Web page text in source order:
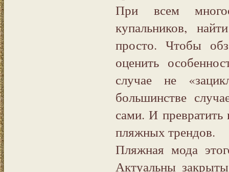
При всем
купальников,
просто. Чтобы
оценить
случае не
большинстве
сами. И
пляжных трендов.
Пляжная мода
Актуальны